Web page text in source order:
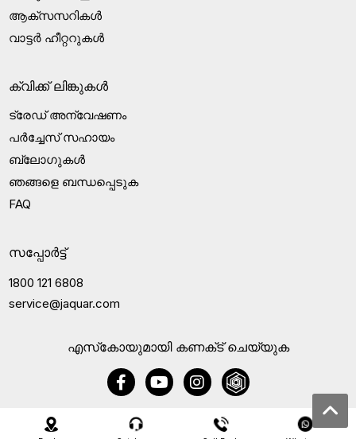
എസ്‍കോയുമായി കണക്‌ട് ചെയ്യുക
ആക്‌സസറികൾ
വാട്ടർ ഹീറ്ററുകൾ
ക്വിക്ക് ലിങ്കുകൾ
ട്രേഡ് അന്വേഷണം
പർച്ചേസ് സഹായം
ബ്ലോഗുകൾ
ഞങ്ങളെ ബന്ധപ്പെടുക
FAQ
സപ്പോർട്ട്
1800 121 6808
service@jaquar.com